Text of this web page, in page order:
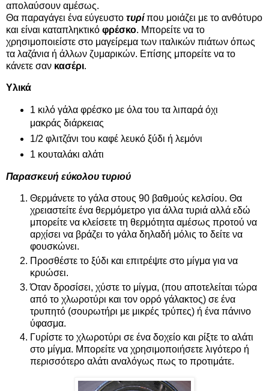
απολαύσουν αμέσως.
Θα παραγάγει ένα εύγευστο τυρίπου μοιάζει με το ανθότυρο
και είναι καταπληκτικό φρέσκο. Μπορείτε να το
χρησιμοποιείστε στο μαγείρεμα των ιταλικών πιάτων όπως
τα λαζάνια ή άλλων ζυμαρικών. Επίσης μπορείτε να το
κάνετε σαν κασέρι.
Υλικά
1 κιλό γάλα φρέσκο με όλα του τα λιπαρά όχι
μακράς διάρκειας
1/2 φλιτζάνι του καφέ λευκό ξύδι ή λεμόνι
1 κουταλάκι αλάτι
Παρασκευή εύκολου τυριού
Θερμάνετε το γάλα στους 90 βαθμούς κελσίου. Θα
χρειαστείτε ένα θερμόμετρο για άλλα τυριά αλλά εδώ
μπορείτε να κλείσετε τη θερμότητα αμέσως προτού να
αρχίσει να βράζει το γάλα δηλαδή μόλις το δείτε να
φουσκώνει.
Προσθέστε το ξύδι και επιτρέψτε στο μίγμα για να
κρυώσει.
Όταν δροσίσει, χύστε το μίγμα, (που αποτελείται τώρα
από το χλωροτύρι και τον ορρό γάλακτος) σε ένα
τρυπητό (σουρωτήρι με μικρές τρύπες) ή ένα πάνινο
ύφασμα.
Γυρίστε το χλωροτύρι σε ένα δοχείο και ρίξτε το αλάτι
στο μίγμα. Μπορείτε να χρησιμοποιήσετε λιγότερο ή
περισσότερο αλάτι αναλόγως πως το προτιμάτε.